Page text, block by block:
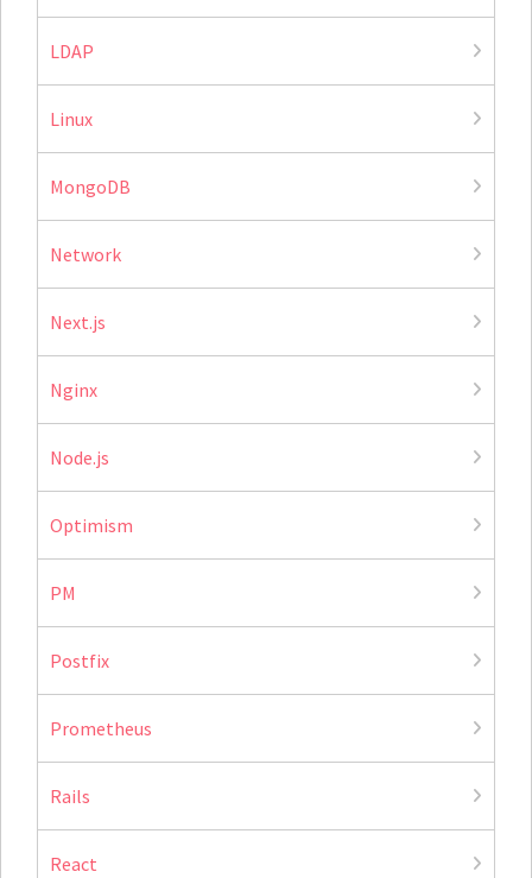
LDAP
Linux
MongoDB
Network
Next.js
Nginx
Node.js
Optimism
PM
Postfix
Prometheus
Rails
React